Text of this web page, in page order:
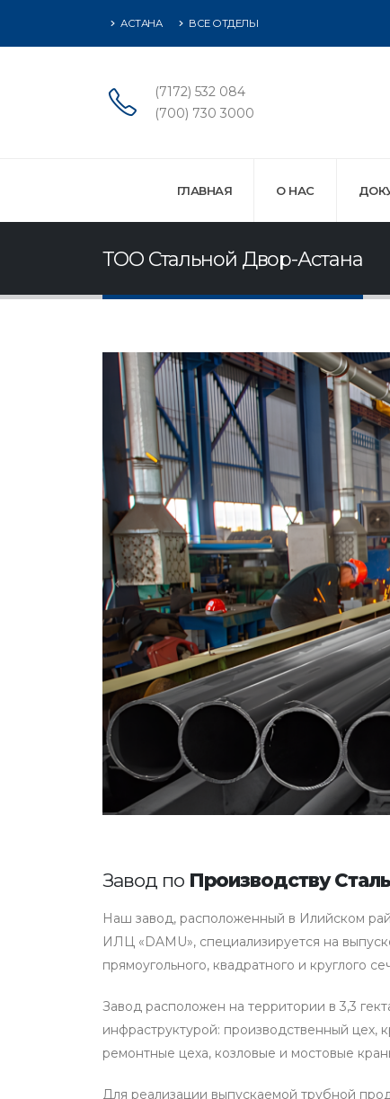
АСТАНА ВСЕ ОТДЕЛЫ
(7172) 532 084
(700) 730 3000
ГЛАВНАЯ О НАС
ТОО Стальной Двор-Астана
Завод по Производству
Наш завод, расположенный в Илийском
ИЛЦ «DAMU», специализируется на
прямоугольного, квадратного и круглого
Завод расположен на территории в 3,3
инфраструктурой: производственный цех,
ремонтные цеха, козловые и мостовые
Для реализации выпускаемой трубной